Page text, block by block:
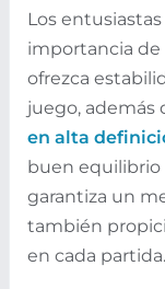
Los
importancia de
ofrezca
juego,
en alta
buen
garantiza un
también
en cada partida.